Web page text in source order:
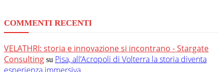
COMMENTI RECENTI
VELATHRI: storia e innovazione si incontrano - Stargate
Consulting su Pisa, all’Acropoli di Volterra la storia diventa